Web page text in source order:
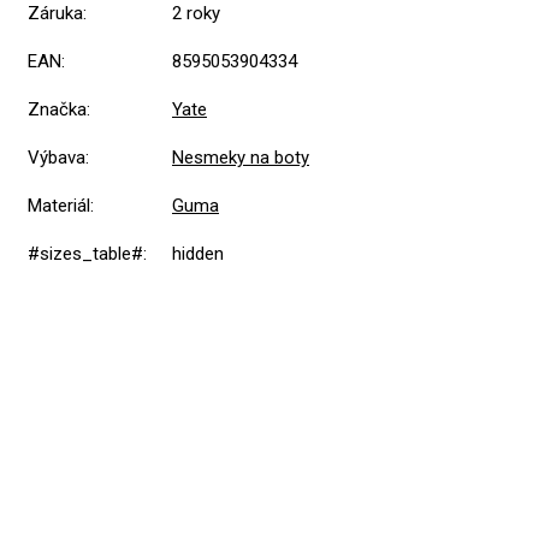
Záruka: 2 roky
EAN: 8595053904334
Značka: Yate
Výbava: Nesmeky na boty
Materiál: Guma
#sizes_table#: hidden